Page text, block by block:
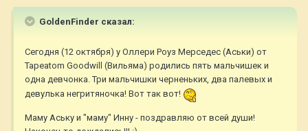
GoldenFinder сказал:
Сегодня (12 октября) у Оллери Роуз Мерседес (Аськи) от
Tapeatom Goodwill (Вильяма) родились пять мальчишек и
одна девчонка. Три мальчишки черненьких, два палевых и
девулька негритяночка! Вот так вот!
Маму Аську и "маму" Инну - поздравляю от всей души!